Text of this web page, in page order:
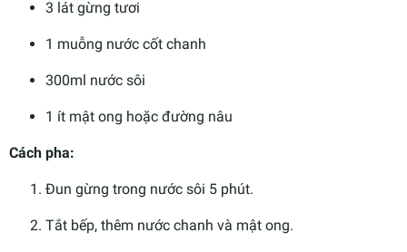
3 lát gừng tươi
1 muỗng nước cốt chanh
300ml nước sôi
1 ít mật ong hoặc đường nâu
Cách pha:
Đun gừng trong nước sôi 5 phút.
Tắt bếp, thêm nước chanh và mật ong.